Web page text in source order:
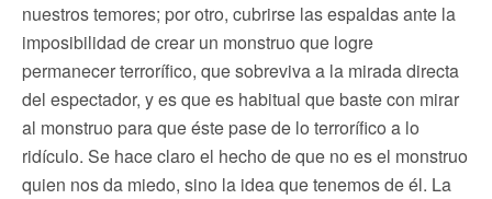
nuestros temores; por otro, cubrirse las espaldas ante la
imposibilidad de crear un monstruo que logre
permanecer terrorífico, que sobreviva a la mirada directa
del espectador, y es que es habitual que baste con mirar
al monstruo para que éste pase de lo terrorífico a lo
ridículo. Se hace claro el hecho de que no es el monstruo
quien nos da miedo, sino la idea que tenemos de él. La